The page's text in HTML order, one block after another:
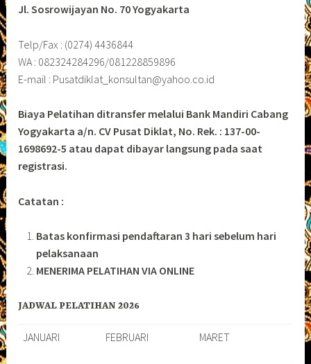
Jl. Sosrowijayan No. 70 Yogyakarta
Telp/Fax : (0274) 4436844
WA : 082324284296/081228859896
E-mail : Pusatdiklat_konsultan@yahoo.co.id
Biaya Pelatihan ditransfer melalui Bank Mandiri Cabang
Yogyakarta a/n. CV Pusat Diklat, No. Rek. : 137-00-
1698692-5 atau dapat dibayar langsung pada saat
registrasi.
Catatan :
Batas konfirmasi pendaftaran 3 hari sebelum hari
pelaksanaan
MENERIMA PELATIHAN VIA ONLINE
JADWAL PELATIHAN 2026
JANUARI FEBRUARI MARET